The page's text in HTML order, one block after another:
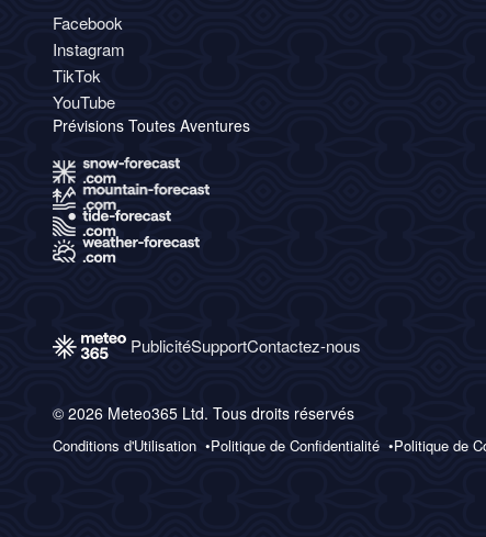
Facebook
Instagram
TikTok
YouTube
Prévisions Toutes Aventures
PublicitéSupportContactez-nous
© 2026 Meteo365 Ltd. Tous droits réservés
Conditions d'Utilisation Politique de Confidentialité Politique de